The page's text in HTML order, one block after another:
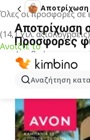
Όλες οι προσφορές σε
(14,1 χιλ. αξιολογήσεις)
Ανοίξτε το
Αναζήτηση
Αποτρίχωση
Αποτρίχωση
Προσφορές
Δεν βρήκαμε
Άλλα